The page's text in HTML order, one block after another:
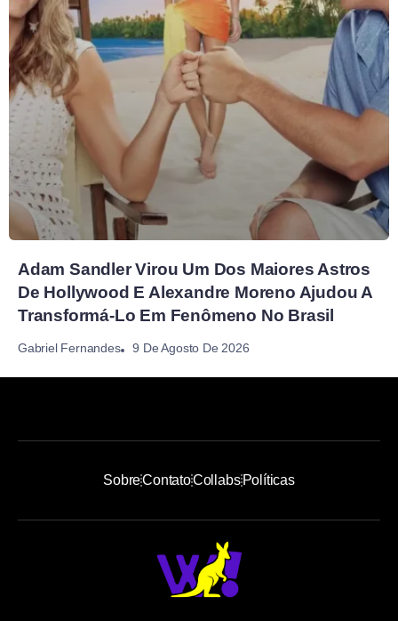
Adam Sandler Virou Um Dos Maiores Astros
De Hollywood E Alexandre Moreno Ajudou A
Transformá-Lo Em Fenômeno No Brasil
Gabriel Fernandes 9 De Agosto De 2026
SobreContatoCollabsPolíticas